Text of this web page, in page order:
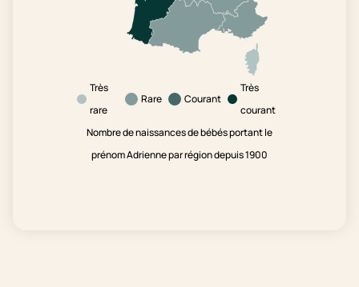
Très
rare
Rare Courant
Très
courant
Nombre de naissances de bébés portant le
prénom Adrienne par région depuis 1900